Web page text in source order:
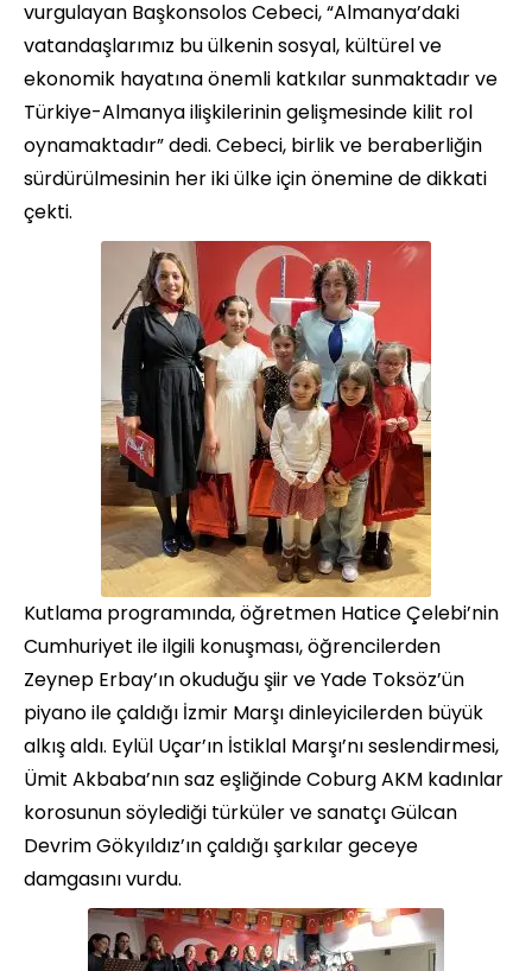
vurgulayan Başkonsolos Cebeci, “Almanya’daki
vatandaşlarımız bu ülkenin sosyal, kültürel ve
ekonomik hayatına önemli katkılar sunmaktadır ve
Türkiye-Almanya ilişkilerinin gelişmesinde kilit rol
oynamaktadır” dedi. Cebeci, birlik ve beraberliğin
sürdürülmesinin her iki ülke için önemine de dikkati
çekti.
Kutlama programında, öğretmen Hatice Çelebi’nin
Cumhuriyet ile ilgili konuşması, öğrencilerden
Zeynep Erbay’ın okuduğu şiir ve Yade Toksöz’ün
piyano ile çaldığı İzmir Marşı dinleyicilerden büyük
alkış aldı. Eylül Uçar’ın İstiklal Marşı’nı seslendirmesi,
Ümit Akbaba’nın saz eşliğinde Coburg AKM kadınlar
korosunun söylediği türküler ve sanatçı Gülcan
Devrim Gökyıldız’ın çaldığı şarkılar geceye
damgasını vurdu.